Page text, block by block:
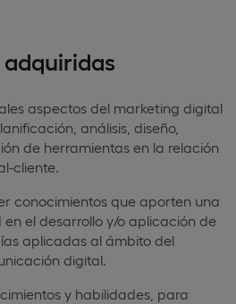
aspectos del marketing digital
análisis, diseño,
de herramientas en la relación
cliente.
conocimientos que aporten una
el desarrollo y/o aplicación de
aplicadas al ámbito del
digital.
y habilidades, para